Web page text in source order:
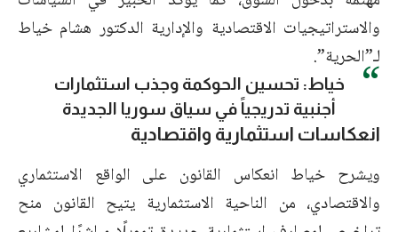
والاستراتيجيات الاقتصادية والإدارية الدكتور هشام خياط
لـ”الحرية”.
خياط: تحسين الحوكمة وجذب استثمارات
أجنبية تدريجياً في سياق سوريا الجديدة
انعكاسات استثمارية واقتصادية
ويشرح خياط انعكاس القانون على الواقع الاستثماري
والاقتصادي، من الناحية الاستثمارية يتيح القانون منح